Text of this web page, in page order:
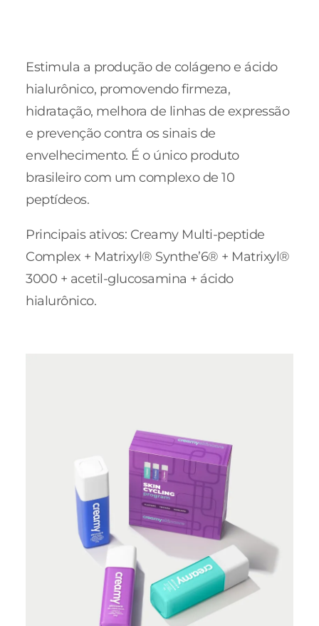
Estimula a produção de colágeno e ácido
hialurônico, promovendo firmeza,
hidratação, melhora de linhas de expressão
e prevenção contra os sinais de
envelhecimento. É o único produto
brasileiro com um complexo de 10
peptídeos.
Principais ativos: Creamy Multi-peptide
Complex + Matrixyl® Synthe’6® + Matrixyl®
3000 + acetil-glucosamina + ácido
hialurônico.